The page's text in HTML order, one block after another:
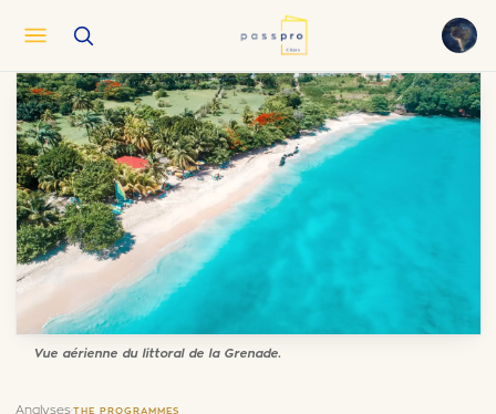
EN English
AR العربية
Analyses·THE PROGRAMMES
Vue aérienne du littoral de la Grenade.